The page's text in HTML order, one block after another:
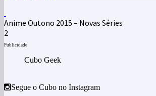
Anime Outono 2015 – Novas Séries
2
Publicidade
Cubo Geek
Segue o Cubo no Instagram